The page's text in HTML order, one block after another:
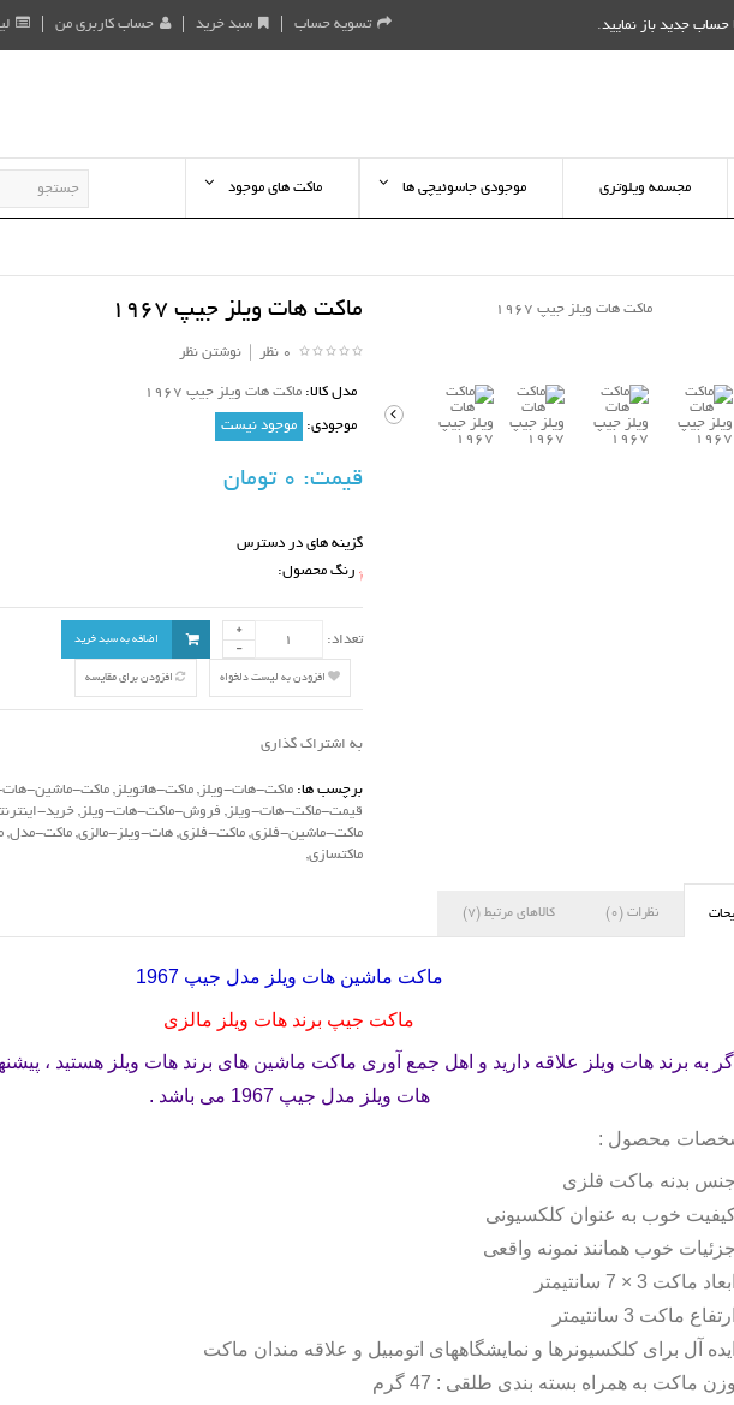
حساب جدید باز نمایید. حساب کاربری من سبد خرید تسویه حساب
مجسمه ویلوتری موجودی جاسوئیچی ها ماکت های موجود
ماکت هات ویلز جیپ 1967
0 نظر |نوشتن نظر
مدل کالا: ماکت هات ویلز جیپ 1967
موجودی: موجود نیست
قیمت:
گزینه های در دسترس
* رنگ محصول:
تعداد: اضافه به سبد خرید
افزودن به لیست دلخواه افزودن برای مقایسه
به اشتراک گذاری
برچسب ها: ماکت-هات-ویلز,ماکت-هاتویلز,ماکت-ماشین-
قیمت-ماکت-هات-ویلز, فروش-ماکت-هات-ویلز,خرید-
ماکت-ماشین-فلزی,ماکت-فلزی,هات-ویلز-مالزی,ماکت-مدل,
ماکتسازی,
نظرات (0) کالاهای مرتبط (7)
ماکت ماشین هات ویلز مدل جیپ 1967
ماکت جیپ برند هات ویلز مالزی
اگر به برند هات ویلز علاقه دارید و اهل جمع آوری ماکت ماشین های برند هات ویلز هستید ،
هات ویلز مدل جیپ 1967 می باشد .
محصول :
جنس بدنه ماکت فلزی
خوب به عنوان کلکسیونی
جزئیات خوب همانند نمونه واقعی
ابعاد ماکت 3 × 7 سانتیمتر
ارتفاع ماکت 3 سانتیمتر
ایده آل برای کلکسیونرها و نمایشگاههای اتومبیل و علاقه مندان ماکت
وزن ماکت به همراه بسته بندی طلقی : 47 گرم